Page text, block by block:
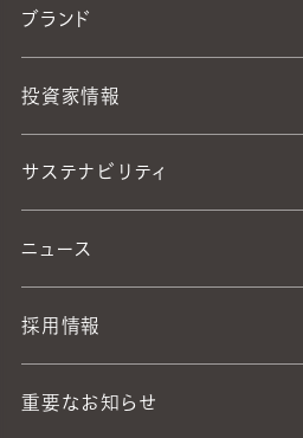
ブランド
投資家情報
サステナビリティ
ニュース
採用情報
重要なお知らせ